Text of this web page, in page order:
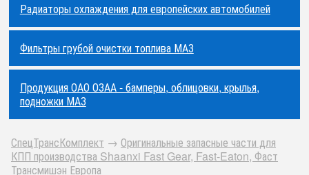
Радиаторы охлаждения для европейских автомобилей
Фильтры грубой очистки топлива МАЗ
Продукция ОАО ОЗАА - бамперы, облицовки, крылья,
подножки МАЗ
СпецТрансКомплект → Оригинальные запасные части для
КПП производства Shaanxi Fast Gear, Fast-Eaton, Фаст
Трансмишэн Европа